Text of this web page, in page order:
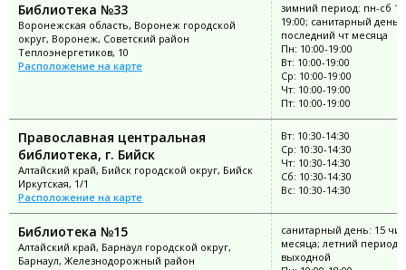
Библиотека №33
Воронежская область, Воронеж городской
округ, Воронеж, Советский район
Теплоэнергетиков, 10
Расположение на карте
зимний период: пн-сб
19:00; санитарный день:
последний чт месяца
Пн: 10:00-19:00
Вт: 10:00-19:00
Ср: 10:00-19:00
Чт: 10:00-19:00
Пт: 10:00-19:00
Православная центральная
библиотека, г. Бийск
Алтайский край, Бийск городской округ, Бийск
Иркутская, 1/1
Расположение на карте
Вт: 10:30-14:30
Ср: 10:30-14:30
Чт: 10:30-14:30
Сб: 10:30-14:30
Вс: 10:30-14:30
Библиотека №15
Алтайский край, Барнаул городской округ,
Барнаул, Железнодорожный район
санитарный день: 15
месяца; летний период:
выходной